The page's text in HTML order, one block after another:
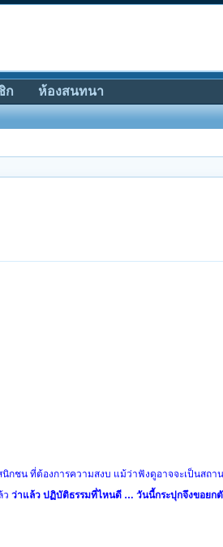
ชน ที่ต้องการความสงบ แม้ว่าฟังดูอาจจะเป็นสถา
ว ว่าแล้ว ปฏิบัติธรรมที่ไหนดี … วันนี้กระปุกจึงขอยก
ก ห้องสนทนา